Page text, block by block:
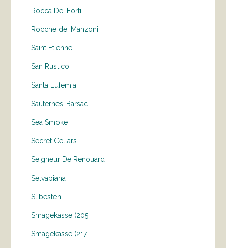
Rocca Dei Forti
Rocche dei Manzoni
Saint Etienne
San Rustico
Santa Eufemia
Sauternes-Barsac
Sea Smoke
Secret Cellars
Seigneur De Renouard
Selvapiana
Slibesten
Smagekasse (205
Smagekasse (217